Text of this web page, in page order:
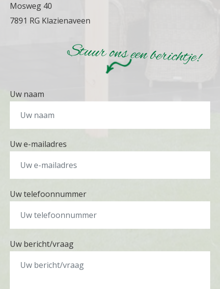
Mosweg 40
7891 RG Klazienaveen
Stuur ons een berichtje!
Uw naam
Uw e-mailadres
Uw telefoonnummer
Uw bericht/vraag